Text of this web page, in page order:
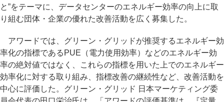
と”をテーマに、データセンターのエネルギー効率の向上に取
り組む団体・企業の優れた改善活動を広く募集した。
アワードでは、グリーン・グリッドが推奨するエネルギー効
率化の指標であるPUE（電力使用効率）などのエネルギー効
率の絶対値ではなく、これらの指標を用いた上でのエネルギー
効率化に対する取り組み、指標改善の継続性など、改善活動を
中心に評価した。グリーン・グリッド 日本マーケティング委